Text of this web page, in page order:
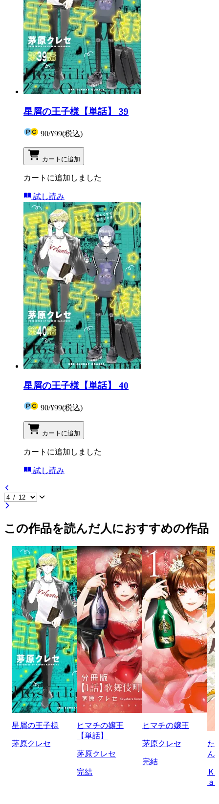
星屑の王子様【単話】 39
90/¥99(税込)
カートに追加
カートに追加しました
試し読み
星屑の王子様【単話】 40
90/¥99(税込)
カートに追加
カートに追加しました
試し読み
この作品を読んだ人におすすめの作品
星屑の王子様
茅原クレセ
ヒマチの嬢王
【単話】
茅原クレセ
完結
ヒマチの嬢王
茅原クレセ
完結
た
ん
Ｋ
ａ